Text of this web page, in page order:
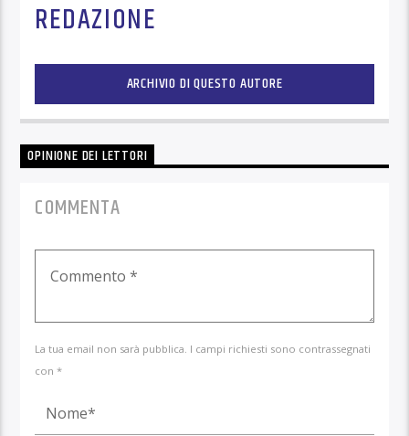
REDAZIONE
ARCHIVIO DI QUESTO AUTORE
OPINIONE DEI LETTORI
COMMENTA
La tua email non sarà pubblica. I campi richiesti sono contrassegnati
con *